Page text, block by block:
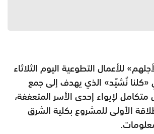
للأعمال التطوعية اليوم الثلاثاء
«كلنا نُشيّد» الذي يهدف إلى جمع
متكامل لإيواء إحدى الأسر المتعففة،
الأولى للمشروع بكلية الشرق